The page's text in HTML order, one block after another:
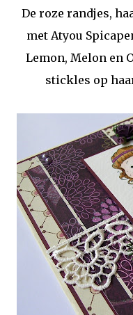
De roze randjes,
met Atyou
Lemon, Melon en
stickles op